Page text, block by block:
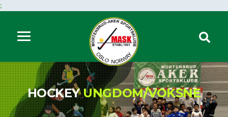
;
HOCKEYUNGDOM/VOKSNE